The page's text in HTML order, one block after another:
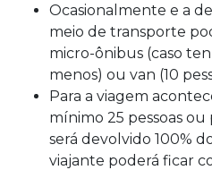
Ocasionalmente e a
meio de transporte
micro-ônibus (caso
menos) ou van (10
Para a viagem
mínimo 25 pessoas
será devolvido 100%
viajante poderá ficar